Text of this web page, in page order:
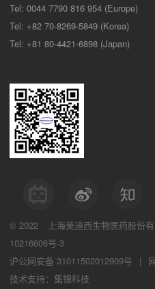
Tel: 0044 7790 816 954 (Europe)
Tel: +82 70-8269-5849 (Korea)
Tel: +81 80-4421-6898 (Japan)
© 2022 上海美迪西生物医药股份
10216606号-3
沪公网安备 31011502012909号
|
技术支持：集锦科技